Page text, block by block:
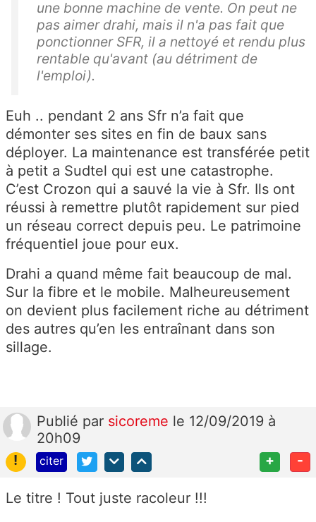
une bonne machine de vente. On peut ne
pas aimer drahi, mais il n'a pas fait que
ponctionner SFR, il a nettoyé et rendu plus
rentable qu'avant (au détriment de
l'emploi).
Euh .. pendant 2 ans Sfr n’a fait que
démonter ses sites en fin de baux sans
déployer. La maintenance est transférée petit
à petit a Sudtel qui est une catastrophe.
C’est Crozon qui a sauvé la vie à Sfr. Ils ont
réussi à remettre plutôt rapidement sur pied
un réseau correct depuis peu. Le patrimoine
fréquentiel joue pour eux.
Drahi a quand même fait beaucoup de mal.
Sur la fibre et le mobile. Malheureusement
on devient plus facilement riche au détriment
des autres qu’en les entraînant dans son
sillage.
Publié par sicoreme le 12/09/2019 à
20h09
!
citer + -
Le titre ! Tout juste racoleur !!!